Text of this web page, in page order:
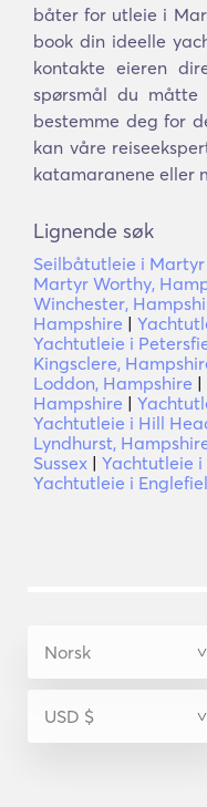
båter for utleie i
book din ideelle
kontakte eieren
spørsmål du
bestemme deg for
kan våre
katamaranene eller
Lignende søk
Seilbåtutleie i
Martyr Worthy,
Winchester,
Hampshire |
Yachtutleie i
Kingsclere,
Loddon, Hampshire |
Hampshire |
Yachtutleie i Hill
Lyndhurst,
Sussex | Yachtutleie i
Yachtutleie i